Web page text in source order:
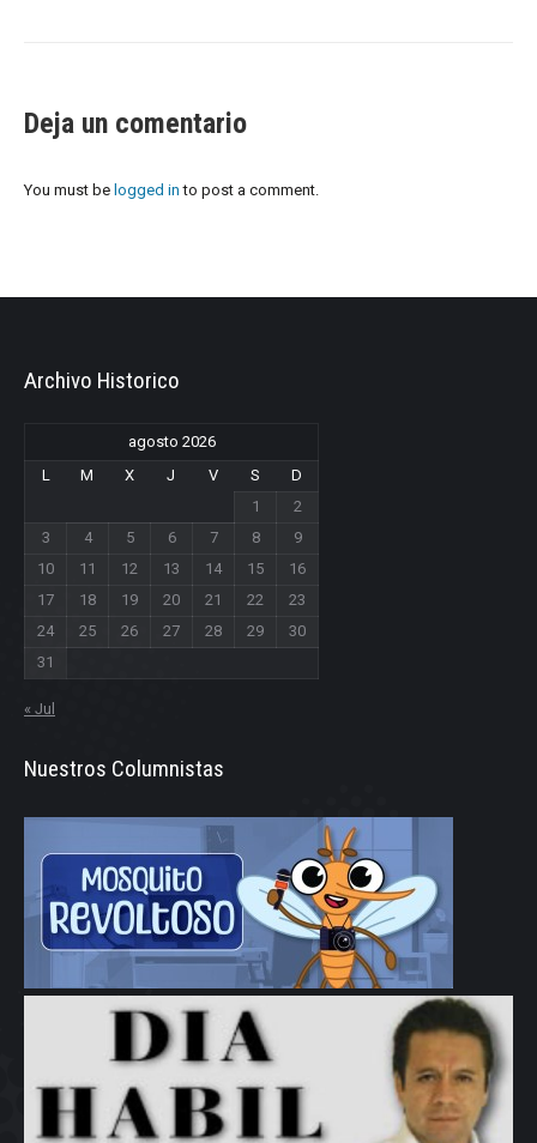
Deja un comentario
You must be logged in to post a comment.
Archivo Historico
agosto 2026
L
M X J V S
D
1
2
3
4 5 6 7 8
9
10
11 12 13 14 15
16
17
18 19 20 21 22
23
24
25 26 27 28 29
30
31
« Jul
Nuestros Columnistas